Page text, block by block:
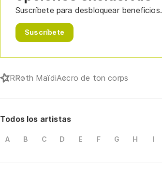
Suscríbete para desbloquear beneficios.
Suscríbete
RRoth MaïdiAccro de ton corps
Todos los artistas
A B C D E F G H I